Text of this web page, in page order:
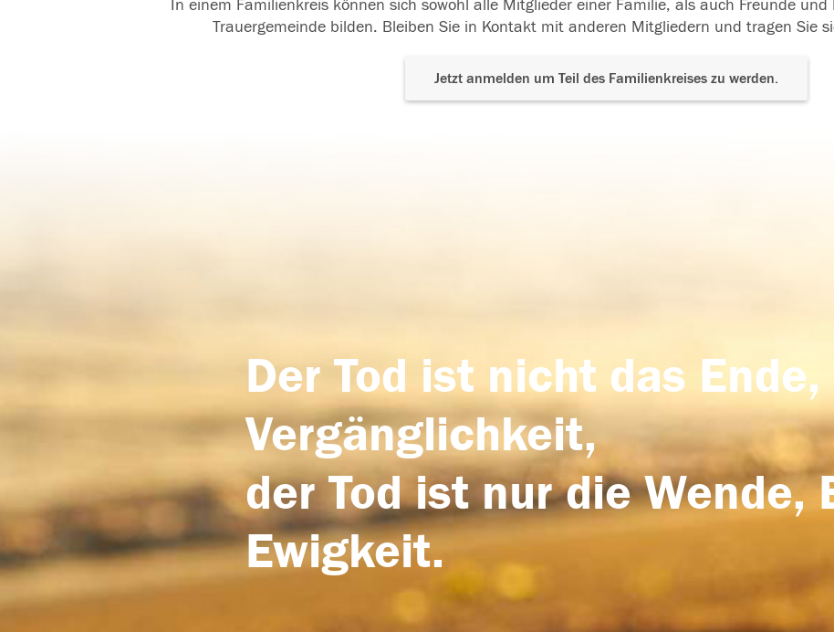
In einem Familienkreis können sich sowohl alle Mitglieder einer Familie, als auch Freunde
Trauergemeinde bilden. Bleiben Sie in Kontakt mit anderen Mitgliedern und tragen Sie
Jetzt anmelden um Teil des Familienkreises zu werden.
Der Tod ist nicht das
Vergänglichkeit,
der Tod ist nur die Wende,
Ewigkeit.